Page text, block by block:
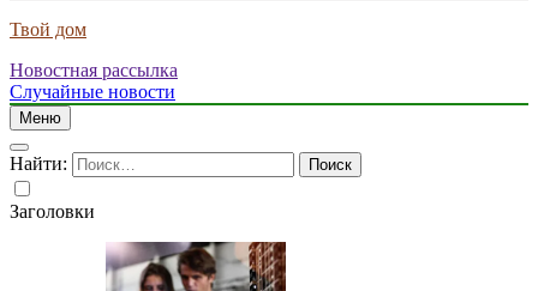
Твой дом
Новостная рассылка
Случайные новости
Меню
Найти:
Заголовки